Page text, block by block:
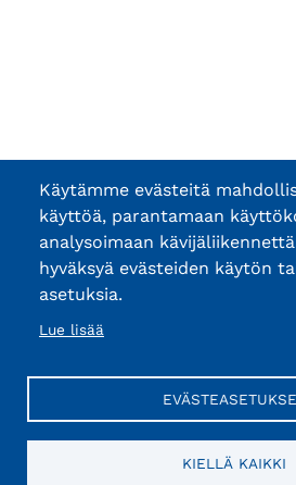
Käytämme evästeitä
käyttöä, parantamaan
analysoimaan
hyväksyä evästeiden käytön
asetuksia.
Lue lisää
KIELLÄ KAIKKI